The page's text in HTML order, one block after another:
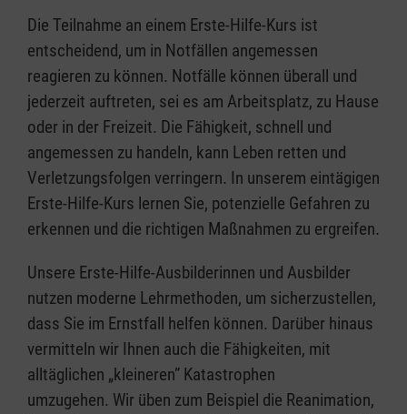
Die Teilnahme an einem Erste-Hilfe-Kurs ist
entscheidend, um in Notfällen angemessen
reagieren zu können. Notfälle können überall und
jederzeit auftreten, sei es am Arbeitsplatz, zu Hause
oder in der Freizeit. Die Fähigkeit, schnell und
angemessen zu handeln, kann Leben retten und
Verletzungsfolgen verringern. In unserem eintägigen
Erste-Hilfe-Kurs lernen Sie, potenzielle Gefahren zu
erkennen und die richtigen Maßnahmen zu ergreifen.
Unsere Erste-Hilfe-Ausbilderinnen und Ausbilder
nutzen moderne Lehrmethoden, um sicherzustellen,
dass Sie im Ernstfall helfen können. Darüber hinaus
vermitteln wir Ihnen auch die Fähigkeiten, mit
alltäglichen „kleineren” Katastrophen
umzugehen. Wir üben zum Beispiel die Reanimation,